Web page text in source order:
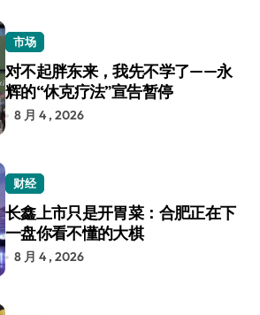
市场
对不起胖东来，我先不学了——永
辉的“休克疗法”宣告暂停
8 月 4 , 2026
财经
长鑫上市只是开胃菜：合肥正在下
一盘你看不懂的大棋
8 月 4 , 2026